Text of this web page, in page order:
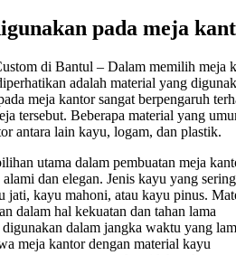
pada meja
di Bantul – Dalam memilih meja
adalah material yang
meja kantor sangat berpengaruh
tersebut. Beberapa material yang
antara lain kayu, logam, dan plastik.
utama dalam pembuatan meja
dan elegan. Jenis kayu yang sering
jati, kayu mahoni, atau kayu pinus.
dalam hal kekuatan dan tahan lama
dalam jangka waktu yang
meja kantor dengan material kayu